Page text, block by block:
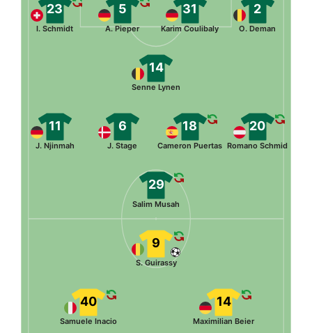
2
O. Deman
31
Karim Coulibaly
5
A. Pieper
23
I. Schmidt
14
Senne Lynen
20
Romano Schmid
18
Cameron Puertas
6
J. Stage
11
J. Njinmah
29
Salim Musah
40
Samuele Inacio
14
Maximilian Beier
9
S. Guirassy